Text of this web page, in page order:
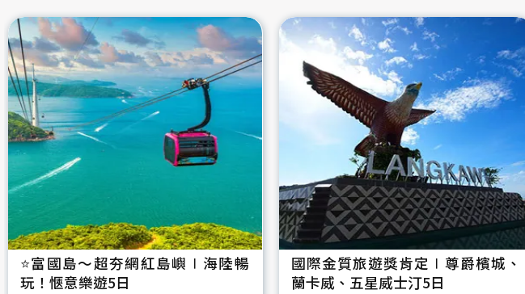
⭐️富國島～超夯網紅島嶼∣海陸暢
玩！愜意樂遊5日
國際金質旅遊獎肯定∣尊爵檳城、
蘭卡威、五星威士汀5日